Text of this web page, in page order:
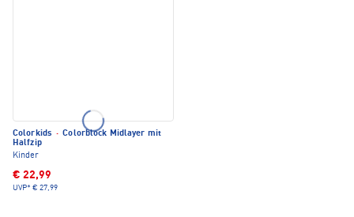
Colorkids · Colorblock Midlayer mit
Halfzip
Kinder
€ 22,99
UVP* € 27,99